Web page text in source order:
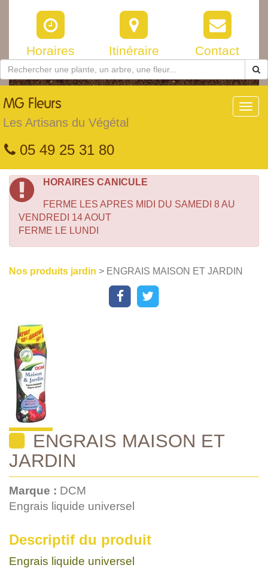
Horaires Itinéraire Contact
MG Fleurs
Les Artisans du Végétal
05 49 25 31 80
HORAIRES CANICULE
FERME LES APRES MIDI DU SAMEDI 8 AU
VENDREDI 14 AOUT
FERME LE LUNDI
Nos produits jardin > ENGRAIS MAISON ET JARDIN
ENGRAIS MAISON ET
JARDIN
Marque : DCM
Engrais liquide universel
Descriptif du produit
Engrais liquide universel